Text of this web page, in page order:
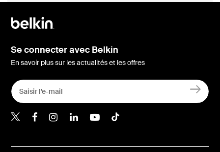
Se connecter avec Belkin
En savoir plus sur les actualités et les offres
Belkin Twitter
Belkin Facebook
Belkin Instagram
Belkin LinkedIn
Belkin Youtube
Belkin TikTok